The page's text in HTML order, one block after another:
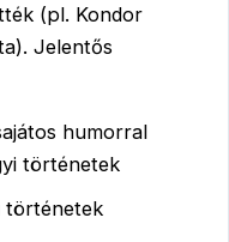
(pl. Kondor
Jelentős
humorral
történetek
történetek